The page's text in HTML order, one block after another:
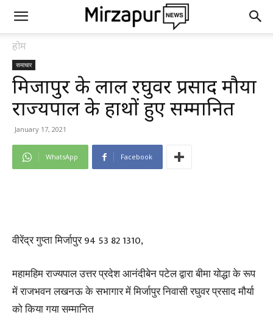
होम
समाचार
मिर्जापुर के लाल रघुवर प्रसाद मौर्या
राज्यपाल के हाथों हुए सम्मानित
January 17, 2021
WhatsApp Facebook
वीरेंद्र गुप्ता मिर्जापुर 94 53 82 1310,
महामहिम राज्यपाल उत्तर प्रदेश आनंदीबेन पटेल द्वारा बीमा योद्धा के रूप
में राजभवन लखनऊ के सभागार में मिर्जापुर निवासी रघुवर प्रसाद मौर्या
को किया गया सम्मानित